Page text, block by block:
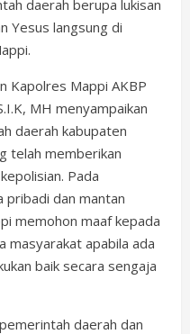
daerah berupa lukisan
Yesus langsung di
Kapolres Mappi AKBP
MH menyampaikan
daerah kabupaten
telah memberikan
Pada
pribadi dan mantan
memohon maaf kepada
masyarakat apabila ada
baik secara sengaja
daerah dan